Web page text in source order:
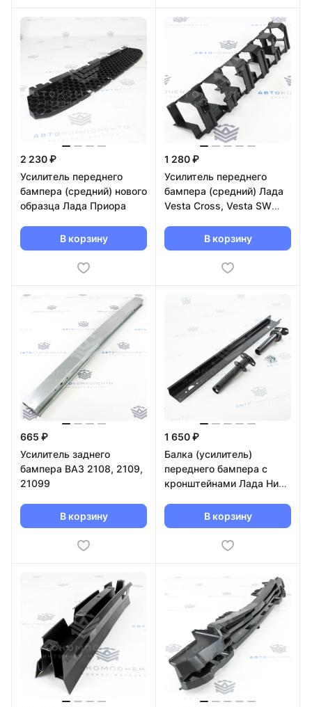
2 230 ₽
Усилитель переднего
бампера (средний) нового
образца Лада Приора
В корзину
1 280 ₽
Усилитель переднего
бампера (средний) Лада
Vesta Cross, Vesta SW
В корзину
665 ₽
Усилитель заднего
бампера ВАЗ 2108, 2109,
21099
В корзину
1 650 ₽
Балка (усилитель)
переднего бампера с
кронштейнами Лада Нива
В корзину